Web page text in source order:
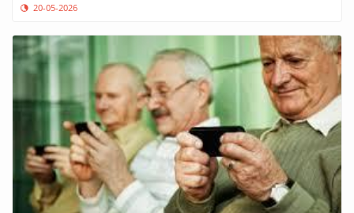
20-05-2026